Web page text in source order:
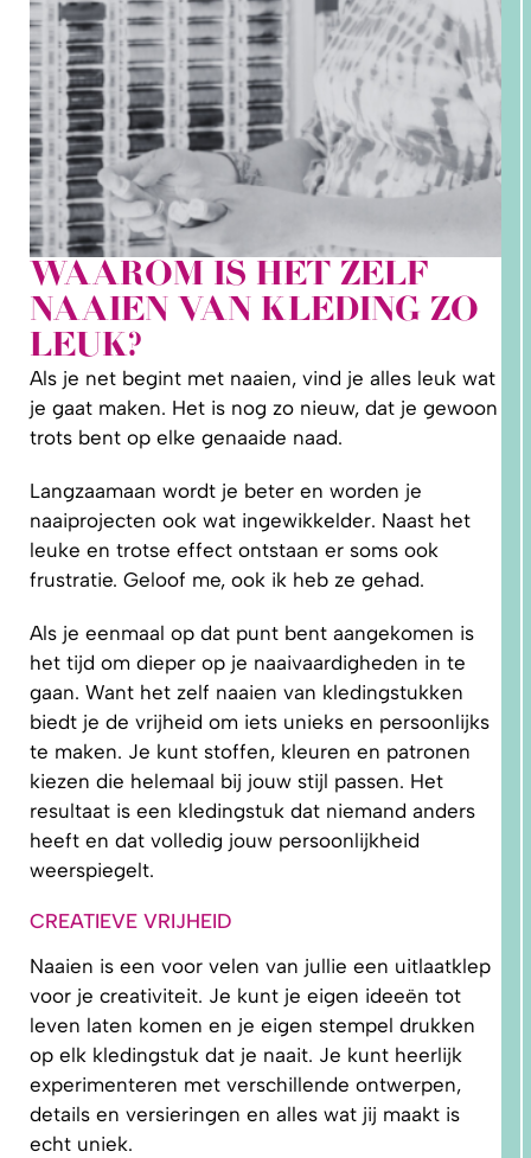
WAAROM IS HET ZELF
NAAIEN VAN KLEDING ZO
LEUK?
Als je net begint met naaien, vind je alles leuk wat
je gaat maken. Het is nog zo nieuw, dat je gewoon
trots bent op elke genaaide naad.
Langzaamaan wordt je beter en worden je
naaiprojecten ook wat ingewikkelder. Naast het
leuke en trotse effect ontstaan er soms ook
frustratie. Geloof me, ook ik heb ze gehad.
Als je eenmaal op dat punt bent aangekomen is
het tijd om dieper op je naaivaardigheden in te
gaan. Want het zelf naaien van kledingstukken
biedt je de vrijheid om iets unieks en persoonlijks
te maken. Je kunt stoffen, kleuren en patronen
kiezen die helemaal bij jouw stijl passen. Het
resultaat is een kledingstuk dat niemand anders
heeft en dat volledig jouw persoonlijkheid
weerspiegelt.
CREATIEVE VRIJHEID
Naaien is een voor velen van jullie een uitlaatklep
voor je creativiteit. Je kunt je eigen ideeën tot
leven laten komen en je eigen stempel drukken
op elk kledingstuk dat je naait. Je kunt heerlijk
experimenteren met verschillende ontwerpen,
details en versieringen en alles wat jij maakt is
echt uniek.
2. HOE
LEER IK
PATRONEN
1.
WAAROM
PAST
NIKS
GOED?
DAT LIGT
NIET AAN
JOU!